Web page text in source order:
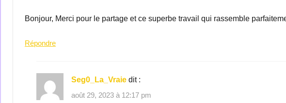
Bonjour, Merci pour le partage et ce superbe travail qui rassemble
Répondre
Seg0_La_Vraie dit :
août 29, 2023 à 12:17 pm